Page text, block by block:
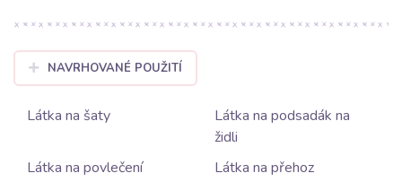
NAVRHOVANÉ POUŽITÍ
Látka na šaty
Látka na podsadák na
židli
Látka na povlečení
Látka na přehoz